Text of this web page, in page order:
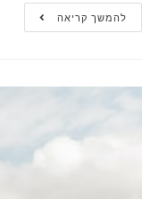
להמשך קריאה